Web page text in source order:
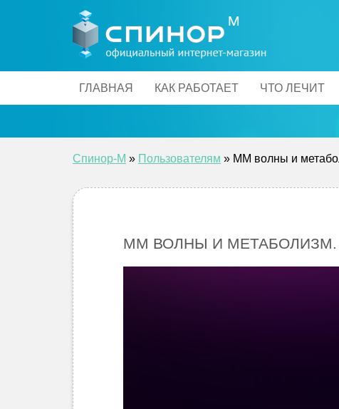
ГЛАВНАЯ КАК РАБОТАЕТ ЧТО ЛЕЧИТ
Спинор-М » Пользователям » ММ волны и
ММ ВОЛНЫ И МЕТАБОЛИЗМ.